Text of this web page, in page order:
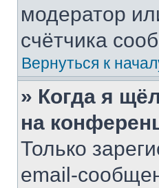
модератор
счётчика
Вернуться к
» Когда я
на
Только
email-